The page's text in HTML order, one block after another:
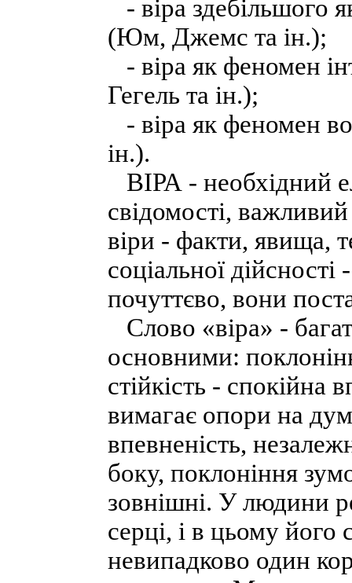
- віра здебільшого
(Юм, Джемс та ін.);
- віра як феномен
Гегель та ін.);
- віра як феномен
ін.).
ВІРА - необхідний
свідомості,
віри - факти, явища,
соціальної
почуттєво, вони
Слово «віра» -
основними:
стійкість - спокійна
вимагає опори на
впевненість,
боку, поклоніння
зовнішні. У людини
серці, і в цьому його
невипадково один